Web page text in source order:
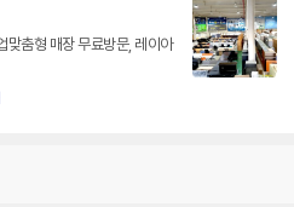
춤형 매장 무료방문, 레이아